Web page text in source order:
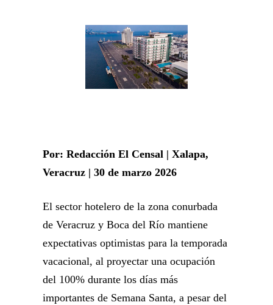
Por: Redacción El Censal | Xalapa,
Veracruz | 30 de marzo 2026
El sector hotelero de la zona conurbada
de Veracruz y Boca del Río mantiene
expectativas optimistas para la temporada
vacacional, al proyectar una ocupación
del 100% durante los días más
importantes de Semana Santa, a pesar del